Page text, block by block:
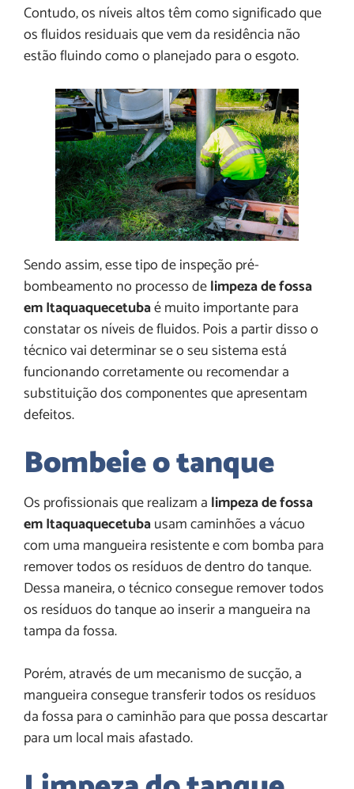
Contudo, os níveis altos têm como significado que
os fluidos residuais que vem da residência não
estão fluindo como o planejado para o esgoto.
Sendo assim, esse tipo de inspeção pré-
bombeamento no processo delimpeza de fossa
em Itaquaquecetubaé muito importante para
constatar os níveis de fluidos. Pois a partir disso o
técnico vai determinar se o seu sistema está
funcionando corretamente ou recomendar a
substituição dos componentes que apresentam
defeitos.
Bombeie o tanque
Os profissionais que realizam a limpeza de fossa
em Itaquaquecetubausam caminhões a vácuo
com uma mangueira resistente e com bomba para
remover todos os resíduos de dentro do tanque.
Dessa maneira, o técnico consegue remover todos
os resíduos do tanque ao inserir a mangueira na
tampa da fossa.
Porém, através de um mecanismo de sucção, a
mangueira consegue transferir todos os resíduos
da fossa para o caminhão para que possa descartar
para um local mais afastado.